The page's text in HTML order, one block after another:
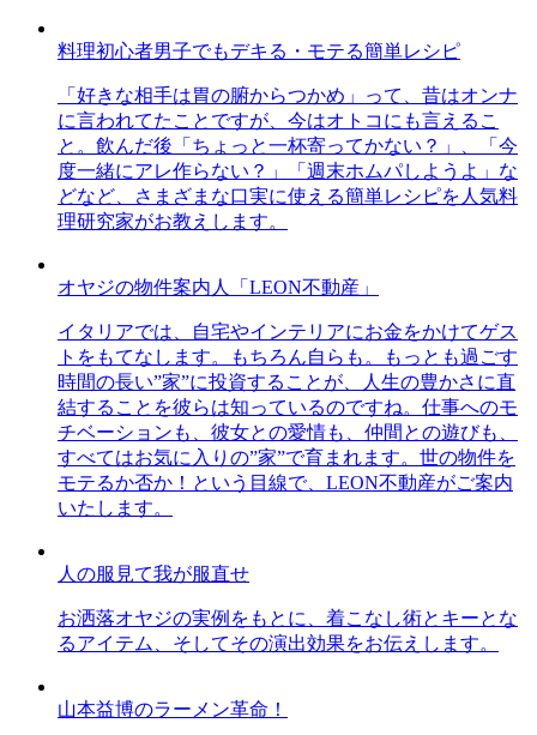
料理初心者男子でもデキる・モテる簡単レシピ
「好きな相手は胃の腑からつかめ」って、昔はオンナ
に言われてたことですが、今はオトコにも言えるこ
と。飲んだ後「ちょっと一杯寄ってかない？」、「今
度一緒にアレ作らない？」「週末ホムパしようよ」な
どなど、さまざまな口実に使える簡単レシピを人気料
理研究家がお教えします。
オヤジの物件案内人「LEON不動産」
イタリアでは、自宅やインテリアにお金をかけてゲス
トをもてなします。もちろん自らも。もっとも過ごす
時間の長い”家”に投資することが、人生の豊かさに直
結することを彼らは知っているのですね。仕事へのモ
チベーションも、彼女との愛情も、仲間との遊びも、
すべてはお気に入りの”家”で育まれます。世の物件を
モテるか否か！という目線で、LEON不動産がご案内
いたします。
人の服見て我が服直せ
お洒落オヤジの実例をもとに、着こなし術とキーとな
るアイテム、そしてその演出効果をお伝えします。
山本益博のラーメン革命！